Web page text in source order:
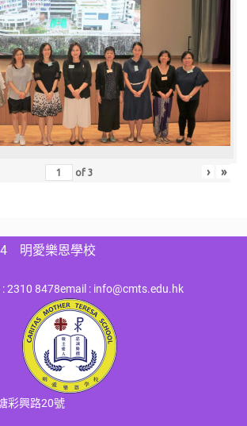
of3 › »
明愛樂恩學校
: 2310 8478email : info@cmts.edu.hk
彩興路20號